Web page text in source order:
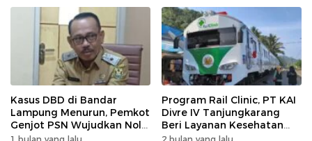
Kasus DBD di Bandar
Lampung Menurun, Pemkot
Genjot PSN Wujudkan Nol
Kematian
Program Rail Clinic, PT KAI
Divre IV Tanjungkarang
Beri Layanan Kesehatan
Gratis 250 Warga